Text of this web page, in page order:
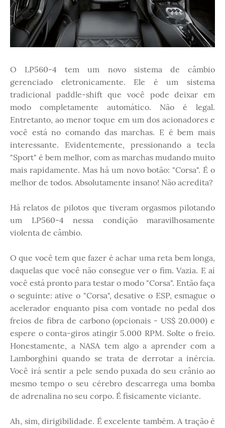
O LP560-4 tem um novo sistema de câmbio
gerenciado eletronicamente. Ele é um sistema
tradicional paddle-shift que você pode deixar em
modo completamente automático. Não é legal.
Entretanto, ao menor toque em um dos acionadores e
você está no comando das marchas. E é bem mais
interessante. Evidentemente, pressionando a tecla
"Sport" é bem melhor, com as marchas mudando muito
mais rapidamente. Mas há um novo botão: "Corsa". É o
melhor de todos. Absolutamente insano! Não acredita?
Há relatos de pilotos que tiveram orgasmos pilotando
um LP560-4 nessa condição maravilhosamente
violenta de câmbio.
O que você tem que fazer é achar uma reta bem longa,
daquelas que você não consegue ver o fim. Vazia. E aí
você está pronto para testar o modo "Corsa". Então faça
o seguinte: ative o "Corsa", desative o ESP, esmague o
acelerador enquanto pisa com vontade no pedal dos
freios de fibra de carbono (opcionais - US$ 20.000) e
espere o conta-giros atingir 5.000 RPM. Solte o freio.
Honestamente, a NASA tem algo a aprender com a
Lamborghini quando se trata de derrotar a inércia.
Você irá sentir a pele sendo puxada do seu crânio ao
mesmo tempo o seu cérebro descarrega uma bomba
de adrenalina no seu corpo. É fisicamente viciante.
Ah, sim, dirigibilidade. É excelente também. A tração é